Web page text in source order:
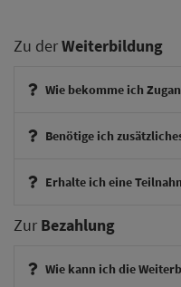
Zu derWeiterbildung
Wie bekomme ich
Benötige ich
Erhalte ich eine
Zur Bezahlung
Wie kann ich die